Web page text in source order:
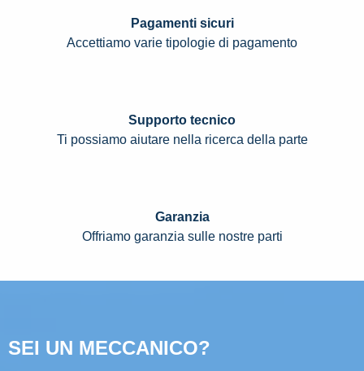
Pagamenti sicuri
Accettiamo varie tipologie di pagamento
Supporto tecnico
Ti possiamo aiutare nella ricerca della parte
Garanzia
Offriamo garanzia sulle nostre parti
SEI UN MECCANICO?